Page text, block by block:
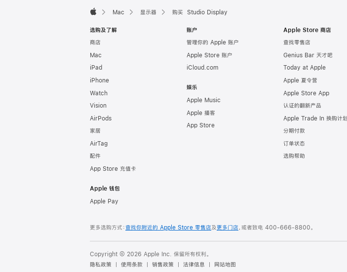
Mac 显示器 购买 Studio Display
选购及了解
商店
Mac
iPad
iPhone
Watch
Vision
AirPods
家居
AirTag
配件
App Store 充值卡
Apple 钱包
Apple Pay
账户
管理你的 Apple 账户
Apple Store 账户
iCloud.com
娱乐
Apple Music
Apple 播客
App Store
Apple Store 商店
查找零售店
Genius Bar 天才吧
Today at Apple
Apple 夏令营
Apple Store App
认证的翻新产品
Apple Trade In 换购计划
分期付款
订单状态
选购帮助
更多选购方式：查找你附近的 Apple Store 零售店及更多门店，或者致电 400-666-8800。
Copyright © 2026 Apple Inc. 保留所有权利。
隐私政策
使用条款 销售政策 法律信息 网站地图